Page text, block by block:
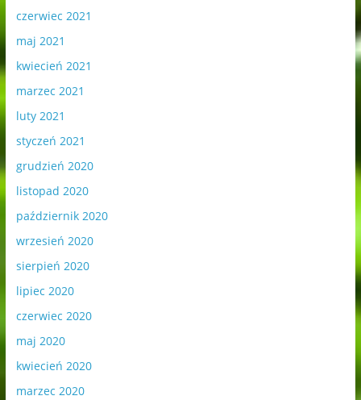
czerwiec 2021
maj 2021
kwiecień 2021
marzec 2021
luty 2021
styczeń 2021
grudzień 2020
listopad 2020
październik 2020
wrzesień 2020
sierpień 2020
lipiec 2020
czerwiec 2020
maj 2020
kwiecień 2020
marzec 2020